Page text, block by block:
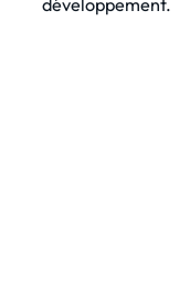
développement.